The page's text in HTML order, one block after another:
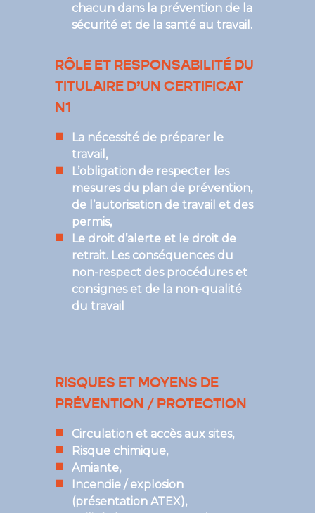
chacun dans la prévention de la
sécurité et de la santé au travail.
RÔLE ET RESPONSABILITÉ DU
TITULAIRE D’UN CERTIFICAT
N1
La nécessité de préparer le
travail,
L’obligation de respecter les
mesures du plan de prévention,
de l’autorisation de travail et des
permis,
Le droit d’alerte et le droit de
retrait. Les conséquences du
non-respect des procédures et
consignes et de la non-qualité
du travail
RISQUES ET MOYENS DE
PRÉVENTION / PROTECTION
Circulation et accès aux sites,
Risque chimique,
Amiante,
Incendie / explosion
(présentation ATEX),